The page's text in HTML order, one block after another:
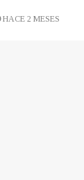
HACE 2 MESES